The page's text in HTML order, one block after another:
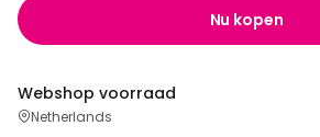
Nu kopen
Webshop voorraad
Netherlands